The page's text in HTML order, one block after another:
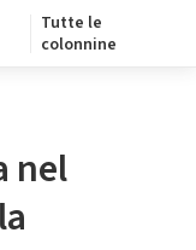
Tutte le
colonnine
nel